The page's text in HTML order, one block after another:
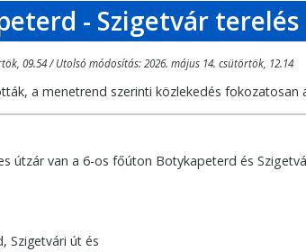
- Szigetvár
09.54 / Utolsó módosítás: 2026. május 14. csütörtök, 12.14
a menetrend szerinti közlekedés fokozatosan
útzár van a 6-os főúton Botykapeterd és
Szigetvári út és